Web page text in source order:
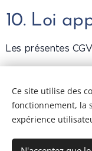
10. Loi
Les présentes
Ce site utilise des
fonctionnement, la
expérience